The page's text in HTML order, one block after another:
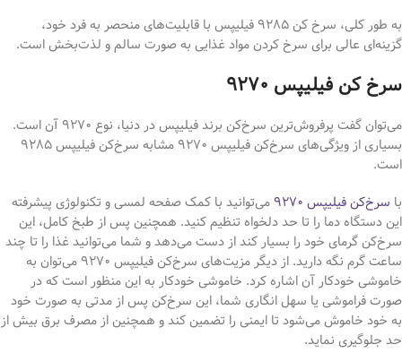
به طور کلی، سرخ کن 9285 فیلیپس با قابلیت‌های منحصر به فرد خود،
گزینه‌ای عالی برای سرخ کردن مواد غذایی به صورت سالم و لذت‌بخش است.
سرخ کن فیلیپس ۹۲۷۰
می‌توان گفت پرفروش‌ترین سرخ‌کن برند فیلیپس در دنیا، نوع ۹۲۷۰ آن است.
بسیاری از ویژگی‌های سرخ‌کن فیلیپس ۹۲۷۰ مشابه سرخ‌کن فیلیپس ۹۲۸۵
است.
با سرخ‌کن فیلیپس ۹۲۷۰
می‌توانید با کمک صفحه لمسی و تکنولوژی پیشرفته
این دستگاه دما را تا حد دلخواه تنظیم کنید. همچنین پس از طبخ کامل، این
سرخ‌کن گرمای خود را بسیار کند از دست می‌دهد و شما می‌توانید غذا را تا چند
ساعت گرم نگه دارید. از دیگر مزیت‌های سرخ‌کن فیلیپس ۹۲۷۰ می‌توان به
خاموشی خودکار آن اشاره کرد. خاموشی خودکار به این منظور است که در
صورت فراموشی یا سهل انگاری شما، این سرخ‌کن پس از مدتی به صورت خود
به خود خاموش می‌شود تا ایمنی را تضمین کند و همچنین از مصرف برق بیش از
حد جلوگیری نماید.